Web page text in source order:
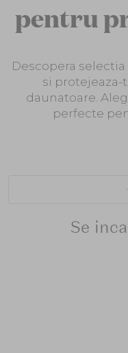
pentru
Descopera
si protejeaza-
daunatoare.
perfecte
Se